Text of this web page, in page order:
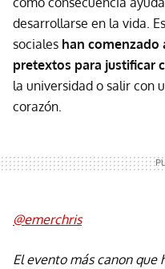
desarrollarse en la vida.
sociales han comenzado
pretextos para justificar
la universidad o salir con
corazón.
@emerchris
El evento más canon que